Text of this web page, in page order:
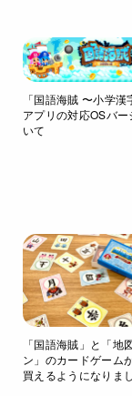
「国語海賊 〜小学漢
アプリの対応OSバー
いて
「国語海賊」と「地
ン」のカードゲーム
買えるようになりま